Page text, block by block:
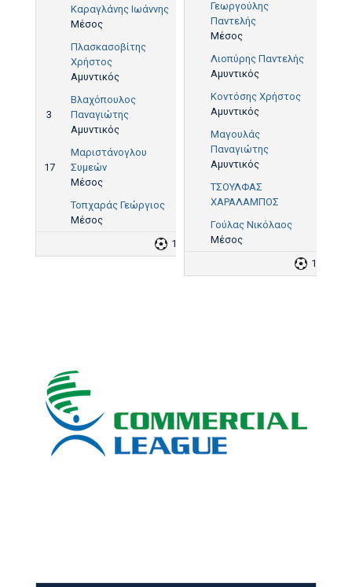
Καραγλάνης Ιωάννης
Μέσος
Πλασκασοβίτης
Χρήστος
Αμυντικός
3
Βλαχόπουλος
Παναγιώτης
Αμυντικός
17
Μαριστάνογλου
Συμεών
Μέσος
Τοπχαράς Γεώργιος
Μέσος
1
Γεωργούλης
Παντελής
Μέσος
Λιοπύρης Παντελής
Αμυντικός
Κοντόσης Χρήστος
Αμυντικός
Μαγουλάς
Παναγιώτης
Αμυντικός
ΤΣΟΥΛΦΑΣ
ΧΑΡΑΛΑΜΠΟΣ
Γούλας Νικόλαος
Μέσος
1